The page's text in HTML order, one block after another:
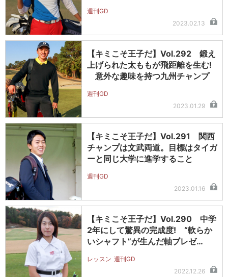
週刊GD
2023.02.13
【キミこそ王子だ】Vol.292 鍛え
上げられた太ももが飛距離を生む!
意外な趣味を持つ九州チャンプ
週刊GD
2023.01.29
【キミこそ王子だ】Vol.291 関西
チャンプは文武両道。目標はタイガ
ーと同じ大学に進学すること
週刊GD
2023.01.16
【キミこそ王子だ】Vol.290 中学
2年にして驚異の完成度! “軟らか
いシャフト”が生んだ軸ブレゼ…
レッスン 週刊GD
2022.12.26